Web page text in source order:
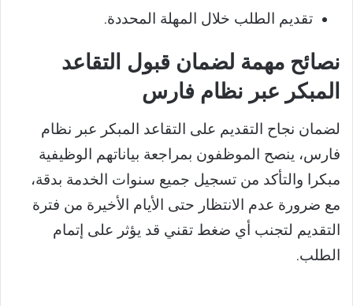
تقديم الطلب خلال المهلة المحددة.
نصائح مهمة لضمان قبول التقاعد
المبكر عبر نظام فارس
لضمان نجاح التقديم على التقاعد المبكر عبر نظام
فارس، ينصح الموظفون بمراجعة بياناتهم الوظيفية
مبكرا والتأكد من تسجيل جميع سنوات الخدمة بدقة،
مع ضرورة عدم الانتظار حتى الأيام الأخيرة من فترة
التقديم لتجنب أي ضغط تقني قد يؤثر على إتمام
الطلب.